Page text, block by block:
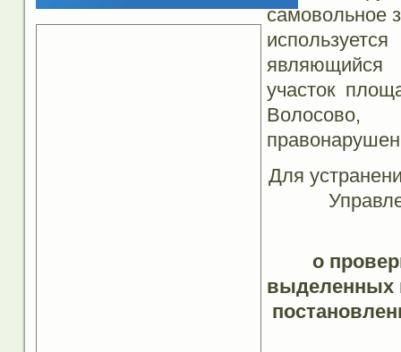
самовольное
являющийся
участок
Для
о
выделенных